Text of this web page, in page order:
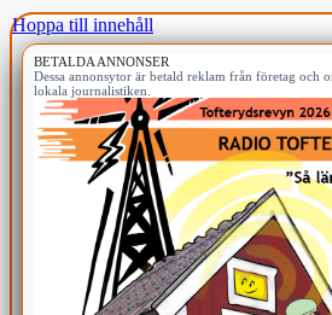
Hoppa till innehåll
BETALDA ANNONSER
Dessa annonsytor är betald reklam från företag och
lokala journalistiken.